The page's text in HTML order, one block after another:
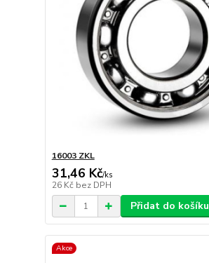
16003 ZKL
31,46 Kč/ks
26 Kč bez DPH
Přidat do košíku
Akce